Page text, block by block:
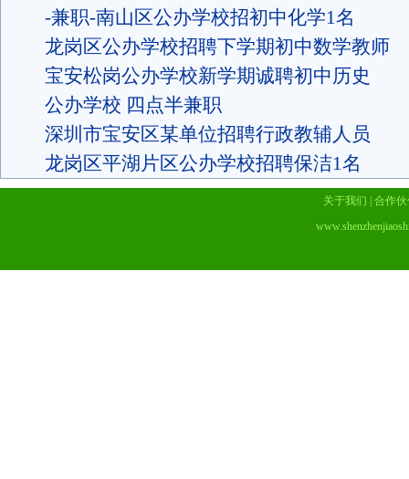
-兼职-南山区公办学校招初中化学1名
龙岗区公办学校招聘下学期初中数学教师
宝安松岗公办学校新学期诚聘初中历史
公办学校 四点半兼职
深圳市宝安区某单位招聘行政教辅人员
龙岗区平湖片区公办学校招聘保洁1名
关于我们
合作